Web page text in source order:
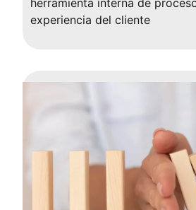
experiencia del cliente